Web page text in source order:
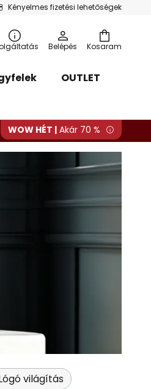
Kényelmes fizetési lehetőségek
Kosaram
Belépés
OUTLET
WOW HÉT | Akár 70 %
világítás